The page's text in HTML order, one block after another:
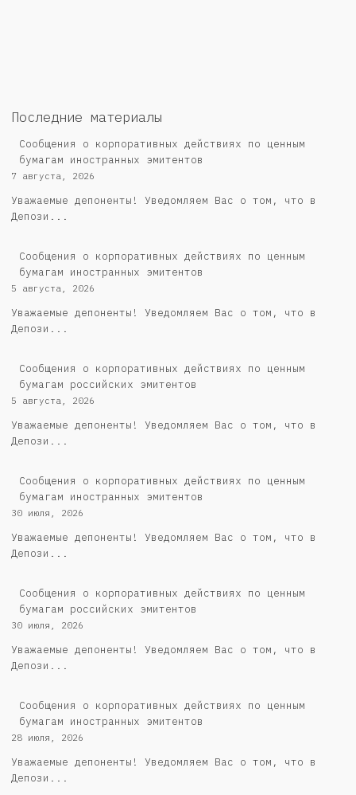
Последние материалы
Сообщения о корпоративных действиях по ценным
бумагам иностранных эмитентов
7 августа, 2026
Уважаемые депоненты! Уведомляем Вас о том, что в
Депози...
Сообщения о корпоративных действиях по ценным
бумагам иностранных эмитентов
5 августа, 2026
Уважаемые депоненты! Уведомляем Вас о том, что в
Депози...
Cообщения о корпоративных действиях по ценным
бумагам российских эмитентов
5 августа, 2026
Уважаемые депоненты! Уведомляем Вас о том, что в
Депози...
Сообщения о корпоративных действиях по ценным
бумагам иностранных эмитентов
30 июля, 2026
Уважаемые депоненты! Уведомляем Вас о том, что в
Депози...
Cообщения о корпоративных действиях по ценным
бумагам российских эмитентов
30 июля, 2026
Уважаемые депоненты! Уведомляем Вас о том, что в
Депози...
Сообщения о корпоративных действиях по ценным
бумагам иностранных эмитентов
28 июля, 2026
Уважаемые депоненты! Уведомляем Вас о том, что в
Депози...